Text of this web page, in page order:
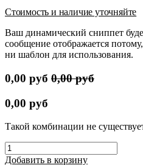
Стоимость и наличие уточняйте
Ваш динамический сниппет
сообщение отображается
ни шаблон для использования.
0,00 руб 0,00руб
0,00 руб
Такой комбинации не
Добавить в корзину